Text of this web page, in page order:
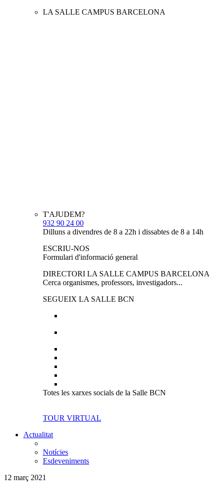
LA SALLE CAMPUS BARCELONA
T'AJUDEM?
932 90 24 00
Dilluns a divendres de 8 a 22h i dissabtes de 8 a 14h
ESCRIU-NOS
Formulari d'informació general
DIRECTORI LA SALLE CAMPUS BARCELONA
Cerca organismes, professors, investigadors...
SEGUEIX LA SALLE BCN
Totes les xarxes socials de la Salle BCN
TOUR VIRTUAL
Actualitat
Notícies
Esdeveniments
12 març 2021